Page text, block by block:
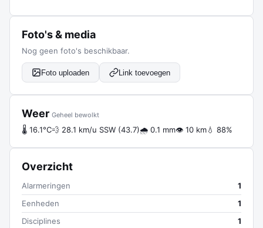
Foto's & media
Nog geen foto's beschikbaar.
Foto uploaden Link toevoegen
Weer Geheel bewolkt
🌡 16.1°C💨 28.1 km/u SSW (43.7)🌧 0.1 mm👁 10 km💧 88%
Overzicht
Alarmeringen
1
Eenheden
1
Disciplines
1